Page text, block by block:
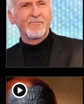
player2